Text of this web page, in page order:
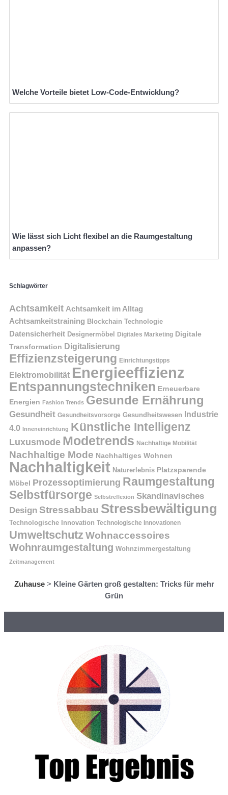
Welche Vorteile bietet Low-Code-Entwicklung?
Wie lässt sich Licht flexibel an die Raumgestaltung
anpassen?
Schlagwörter
Achtsamkeit Achtsamkeit im Alltag
Achtsamkeitstraining Blockchain Technologie
Datensicherheit Designermöbel Digitales Marketing Digitale
Transformation Digitalisierung
Effizienzsteigerung Einrichtungstipps
Elektromobilität Energieeffizienz
Entspannungstechniken Erneuerbare
Energien Fashion Trends Gesunde Ernährung
Gesundheit Gesundheitsvorsorge Gesundheitswesen Industrie
4.0 Inneneinrichtung Künstliche Intelligenz
Luxusmode Modetrends Nachhaltige Mobilität
Nachhaltige Mode Nachhaltiges Wohnen
Nachhaltigkeit Naturerlebnis Platzsparende
Möbel
Prozessoptimierung Raumgestaltung
Selbstfürsorge Selbstreflexion Skandinavisches
Design Stressabbau Stressbewältigung
Technologische Innovation Technologische Innovationen
Umweltschutz Wohnaccessoires
Wohnraumgestaltung Wohnzimmergestaltung
Zeitmanagement
Zuhause> Kleine Gärten groß gestalten: Tricks für mehr
Grün